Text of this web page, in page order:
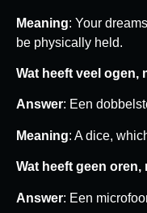
Meaning: Your
be physically held.
Wat heeft veel ogen,
Answer: Een
Meaning: A dice,
Wat heeft geen
Answer: Een